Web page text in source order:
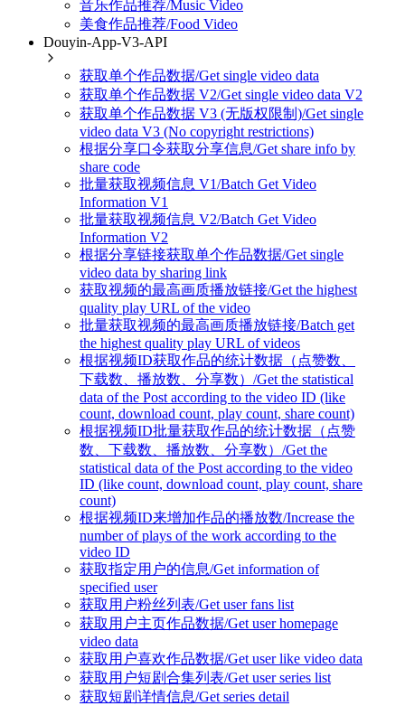
音乐作品推荐/Music Video
美食作品推荐/Food Video
Douyin-App-V3-API
获取单个作品数据/Get single video data
获取单个作品数据 V2/Get single video data V2
获取单个作品数据 V3 (无版权限制)/Get single
video data V3 (No copyright restrictions)
根据分享口令获取分享信息/Get share info by
share code
批量获取视频信息 V1/Batch Get Video
Information V1
批量获取视频信息 V2/Batch Get Video
Information V2
根据分享链接获取单个作品数据/Get single
video data by sharing link
获取视频的最高画质播放链接/Get the highest
quality play URL of the video
批量获取视频的最高画质播放链接/Batch get
the highest quality play URL of videos
根据视频ID获取作品的统计数据（点赞数、
下载数、播放数、分享数）/Get the statistical
data of the Post according to the video ID (like
count, download count, play count, share count)
根据视频ID批量获取作品的统计数据（点赞
数、下载数、播放数、分享数）/Get the
statistical data of the Post according to the video
ID (like count, download count, play count, share
count)
根据视频ID来增加作品的播放数/Increase the
number of plays of the work according to the
video ID
获取指定用户的信息/Get information of
specified user
获取用户粉丝列表/Get user fans list
获取用户主页作品数据/Get user homepage
video data
获取用户喜欢作品数据/Get user like video data
获取用户短剧合集列表/Get user series list
获取短剧详情信息/Get series detail